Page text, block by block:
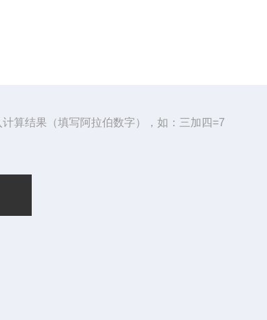
计算结果（填写阿拉伯数字），如：三加四=7